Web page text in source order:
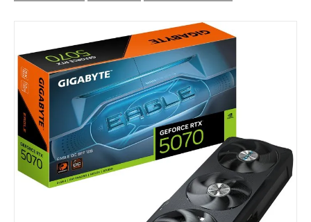
PC en kit
Barebone
Tablettes
Carte mère
Mémoire PC
Mémoire Notebook
Processeur
Disque SSD
Imprimante
Réseaux